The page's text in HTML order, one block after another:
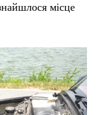
місце